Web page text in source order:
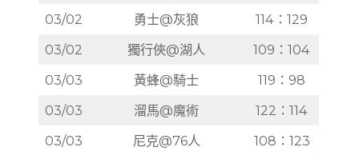
03/02
勇士@灰狼
114：129
03/02
獨行俠@湖人
109：104
03/03
黃蜂@騎士
119：98
03/03
溜馬@魔術
122：114
03/03
尼克@76人
108：123